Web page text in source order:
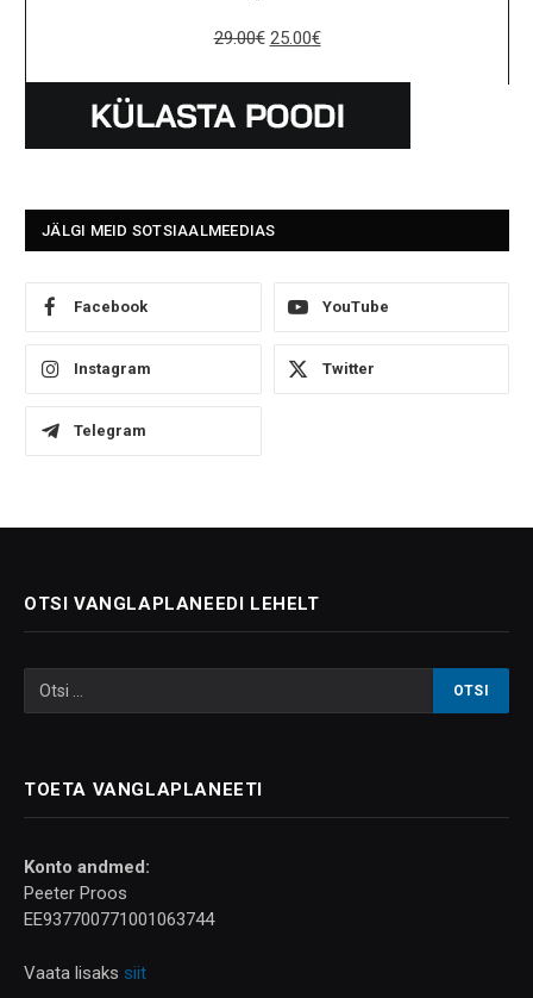
29.00€ 25.00€
JÄLGI MEID SOTSIAALMEEDIAS
Facebook YouTube
Instagram Twitter
Telegram
OTSI VANGLAPLANEEDI LEHELT
TOETA VANGLAPLANEETI
Konto andmed:
Peeter Proos
EE937700771001063744
Vaata lisaks siit